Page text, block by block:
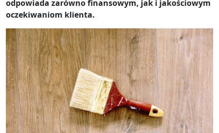
odpowiada zarówno finansowym, jak i jakościowym
oczekiwaniom klienta.